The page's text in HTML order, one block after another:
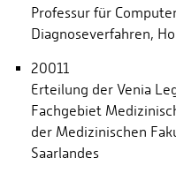
Professur für
Diagnoseverfahren,
20011
Erteilung der Venia
Fachgebiet
der Medizinischen
Saarlandes